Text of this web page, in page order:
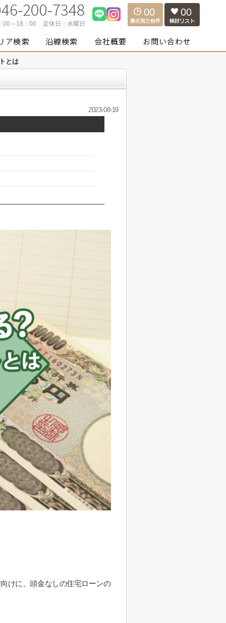
00～18：00 定休日： 水曜日
00 00
とは
2023-08-19
けに、頭金なしの住宅ローンの